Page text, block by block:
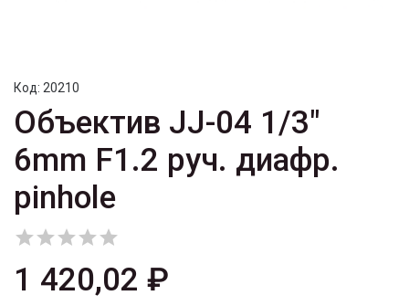
Код: 20210
Объектив JJ-04 1/3"
6mm F1.2 руч. диафр.
pinhole

1 420,02 ₽